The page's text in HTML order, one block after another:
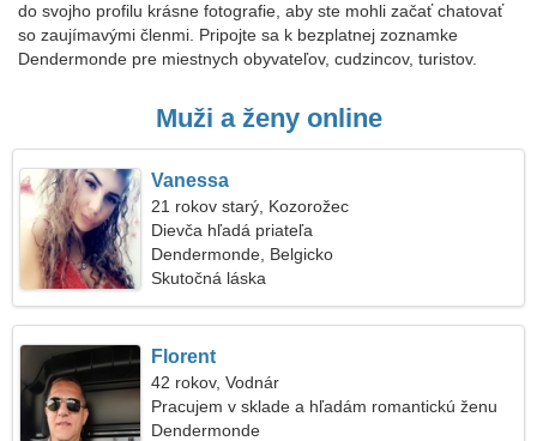
do svojho profilu krásne fotografie, aby ste mohli začať chatovať
so zaujímavými členmi. Pripojte sa k bezplatnej zoznamke
Dendermonde pre miestnych obyvateľov, cudzincov, turistov.
Muži a ženy online
Vanessa
21 rokov starý, Kozorožec
Dievča hľadá priateľa
Dendermonde, Belgicko
Skutočná láska
Florent
42 rokov, Vodnár
Pracujem v sklade a hľadám romantickú ženu
Dendermonde